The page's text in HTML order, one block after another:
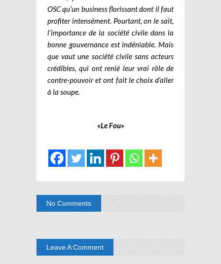
OSC qu’un business florissant dont il faut
profiter intensément. Pourtant, on le sait,
l’importance de la société civile dans la
bonne gouvernance est indéniable. Mais
que vaut une société civile sans acteurs
crédibles, qui ont renié leur vrai rôle de
contre-pouvoir et ont fait le choix d’aller
à la soupe.
«Le Fou»
No Comments
Leave A Comment